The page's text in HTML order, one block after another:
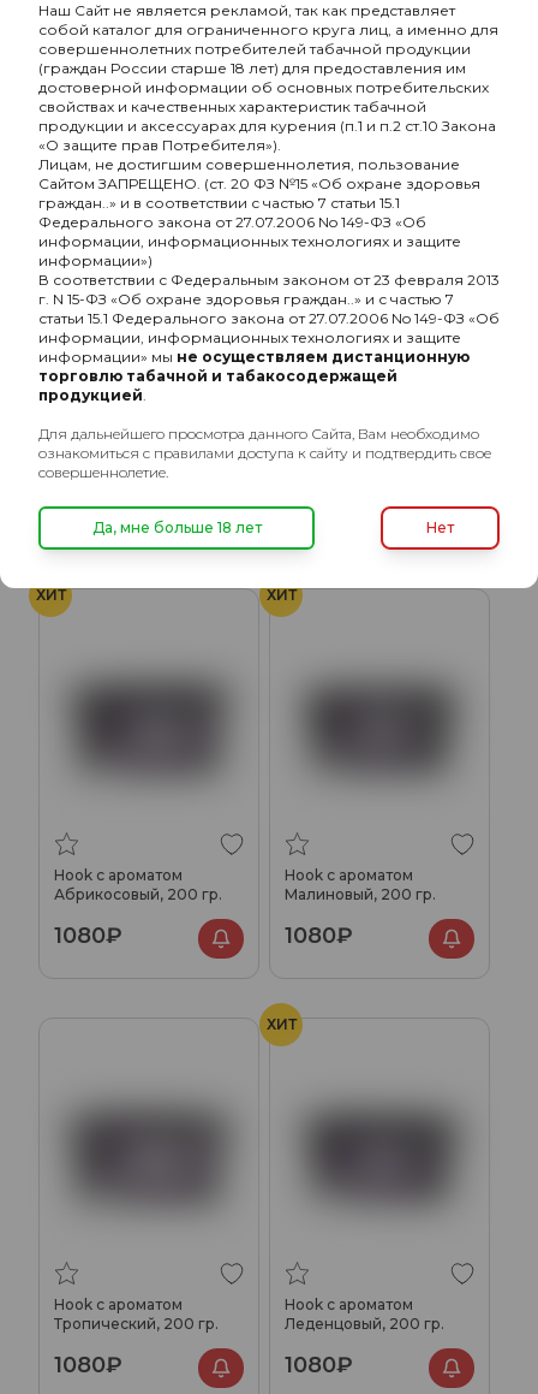
Hook с ароматом
Абрикосовый, 40 гр.
220₽
Hook с ароматом
Клубничный, 40 гр.
220₽
Hook с ароматом
Рондовый, 200 гр.
1080₽
Hook с ароматом
Клубничный, 200 гр.
1080₽
ХИТ
Hook с ароматом
Абрикосовый, 200 гр.
1080₽
ХИТ
Hook с ароматом
Малиновый, 200 гр.
1080₽
Hook с ароматом
Тропический, 200 гр.
1080₽
ХИТ
Hook с ароматом
Леденцовый, 200 гр.
1080₽
Наш Сайт не является рекламой, так как представляет
собой каталог для ограниченного круга лиц, а именно для
совершеннолетних потребителей табачной продукции
(граждан России старше 18 лет) для предоставления им
достоверной информации об основных потребительских
свойствах и качественных характеристик табачной
продукции и аксессуарах для курения (п.1 и п.2 ст.10 Закона
«О защите прав Потребителя»).
Лицам, не достигшим совершеннолетия, пользование
Сайтом ЗАПРЕЩЕНО. (ст. 20 ФЗ №15 «Об охране здоровья
граждан..» и в соответствии с частью 7 статьи 15.1
Федерального закона от 27.07.2006 No 149-ФЗ «Об
информации, информационных технологиях и защите
информации»)
В соответствии с Федеральным законом от 23 февраля 2013
г. N 15-ФЗ «Об охране здоровья граждан..» и с частью 7
статьи 15.1 Федерального закона от 27.07.2006 No 149-ФЗ «Об
информации, информационных технологиях и защите
информации» мы не осуществляем дистанционную
торговлю табачной и табакосодержащей
продукцией.
Для дальнейшего просмотра данного Сайта, Вам необходимо
ознакомиться с правилами доступа к сайту и подтвердить свое
совершеннолетие.
Да, мне больше 18 лет Нет